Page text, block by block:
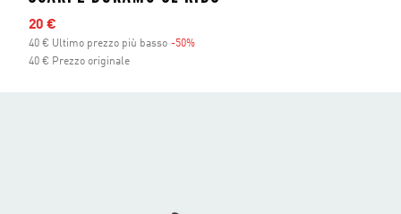
Prezzo scontato
20 €
40 € Ultimo prezzo più basso -50%
40 € Prezzo originale